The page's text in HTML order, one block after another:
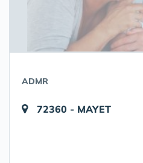
ADMR
72360 - MAYET